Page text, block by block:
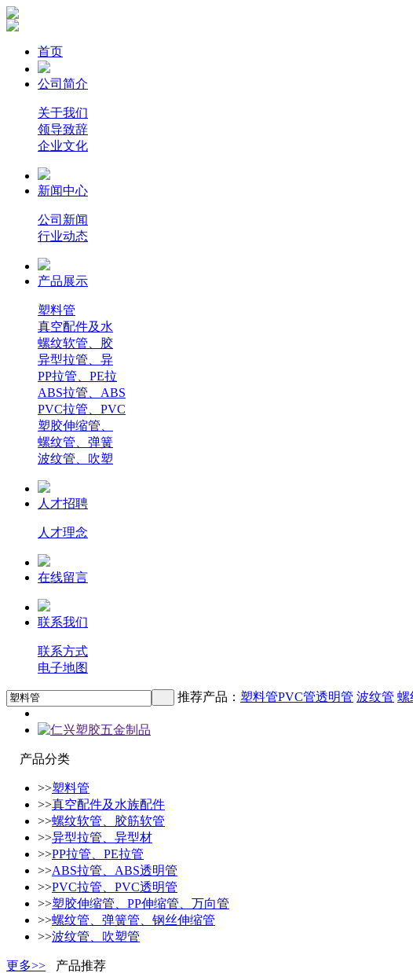
首页
公司简介
关于我们
领导致辞
企业文化
新闻中心
公司新闻
行业动态
产品展示
塑料管
真空配件及水
螺纹软管、胶
异型拉管、异
PP拉管、PE拉
ABS拉管、ABS
PVC拉管、PVC
塑胶伸缩管、
螺纹管、弹簧
波纹管、吹塑
人才招聘
人才理念
在线留言
联系我们
联系方式
电子地图
推荐产品： 塑料管PVC管透明管 波纹管 螺
产品分类
>>塑料管
>>真空配件及水族配件
>>螺纹软管、胶筋软管
>>异型拉管、异型材
>>PP拉管、PE拉管
>>ABS拉管、ABS透明管
>>PVC拉管、PVC透明管
>>塑胶伸缩管、PP伸缩管、万向管
>>螺纹管、弹簧管、钢丝伸缩管
>>波纹管、吹塑管
更多>> 产品推荐